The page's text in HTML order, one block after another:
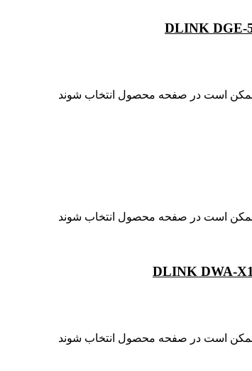
ممکن است در صفحه محصول انتخاب شوند
ممکن است در صفحه محصول انتخاب شوند
ممکن است در صفحه محصول انتخاب شوند